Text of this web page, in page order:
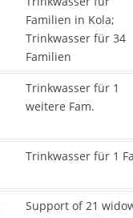
Familien in Kola;
Trinkwasser für 34
Familien
Trinkwasser für 1
weitere Fam.
Trinkwasser für 1
Support of 21